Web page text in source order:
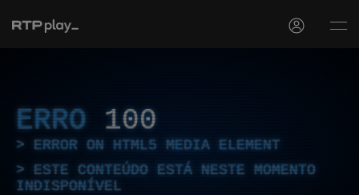
ERRO 100
ERROR ON HTML5 MEDIA ELEMENT
ESTE CONTEÚDO ESTÁ NESTE MOMENTO
INDISPONÍVEL